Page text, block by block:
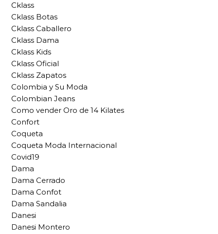
Cklass
Cklass Botas
Cklass Caballero
Cklass Dama
Cklass Kids
Cklass Oficial
Cklass Zapatos
Colombia y Su Moda
Colombian Jeans
Como vender Oro de 14 Kilates
Confort
Coqueta
Coqueta Moda Internacional
Covid19
Dama
Dama Cerrado
Dama Confot
Dama Sandalia
Danesi
Danesi Montero